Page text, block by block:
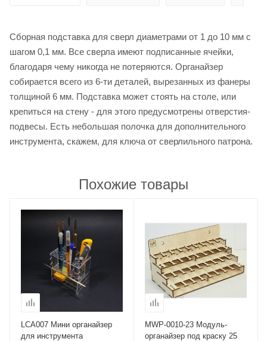
Сборная подставка для сверл диаметрами от 1 до 10 мм с
шагом 0,1 мм. Все сверла имеют подписанные ячейки,
благодаря чему никогда не потеряются. Органайзер
собирается всего из 6-ти деталей, вырезанных из фанеры
толщиной 6 мм. Подставка может стоять на столе, или
крепиться на стену - для этого предусмотрены отверстия-
подвесы. Есть небольшая полочка для дополнительного
инструмента, скажем, для ключа от сверлильного патрона.
Похожие товары
LCA007 Мини органайзер
для инструмента
MWP-0010-23 Модуль-
органайзер под краску 25